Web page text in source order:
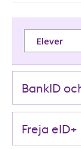
Elever
BankID
Freja eID+